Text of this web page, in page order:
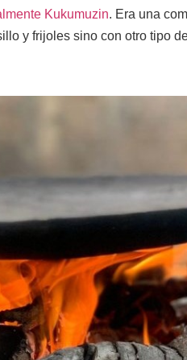
Kukumuzin. Era una
y frijoles sino con otro tipo